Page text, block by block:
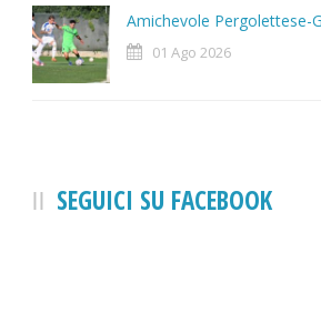
Amichevole Pergolettese-
01 Ago 2026
SEGUICI SU FACEBOOK